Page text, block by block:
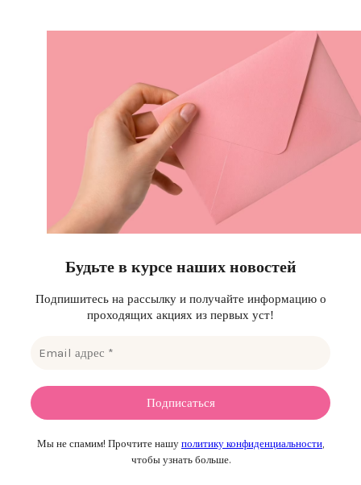
Будьте в курсе наших новостей
Подпишитесь на рассылку и получайте информацию о
проходящих акциях из первых уст!
Мы не спамим! Прочтите нашу политику конфиденциальности
чтобы узнать больше.